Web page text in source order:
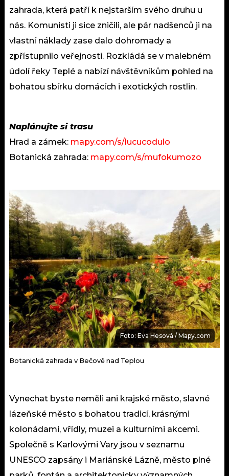
zahrada, která patří k nejstarším svého druhu u
nás. Komunisti ji sice zničili, ale pár nadšenců ji na
vlastní náklady zase dalo dohromady a
zpřístupnilo veřejnosti. Rozkládá se v malebném
údolí řeky Teplé a nabízí návštěvníkům pohled na
bohatou sbírku domácích i exotických rostlin.
Naplánujte si trasu
Hrad a zámek: mapy.com/s/lucucodulo
Botanická zahrada: mapy.com/s/mufokumozo
Foto: Eva Hesová / Mapy.com
Botanická zahrada v Bečově nad Teplou
Vynechat byste neměli ani krajské město, slavné
lázeňské město s bohatou tradicí, krásnými
kolonádami, vřídly, muzei a kulturními akcemi.
Společně s Karlovými Vary jsou v seznamu
UNESCO zapsány i Mariánské Lázně, město plné